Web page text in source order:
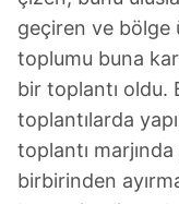
geçiren ve bölge
toplumu buna
bir toplantı oldu.
toplantılarda
toplantı
birbirinden